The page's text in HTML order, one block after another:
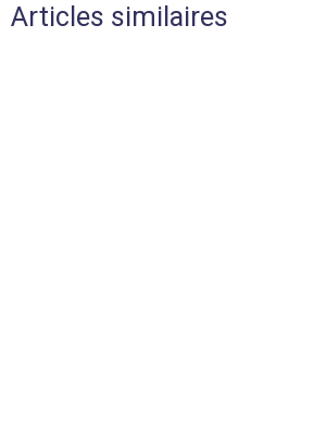
Articles similaires